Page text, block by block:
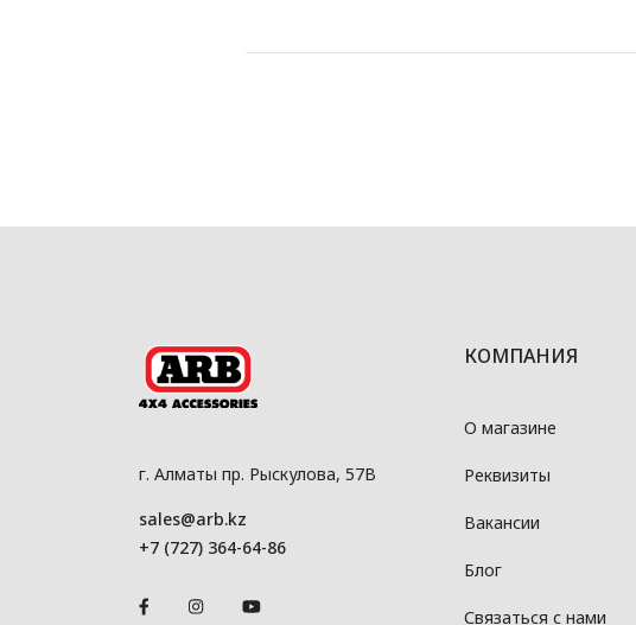
г. Алматы пр. Рыскулова, 57В
sales@arb.kz
+7 (727) 364-64-86
КОМПАНИЯ
О магазине
Реквизиты
Вакансии
Блог
Связаться с нами